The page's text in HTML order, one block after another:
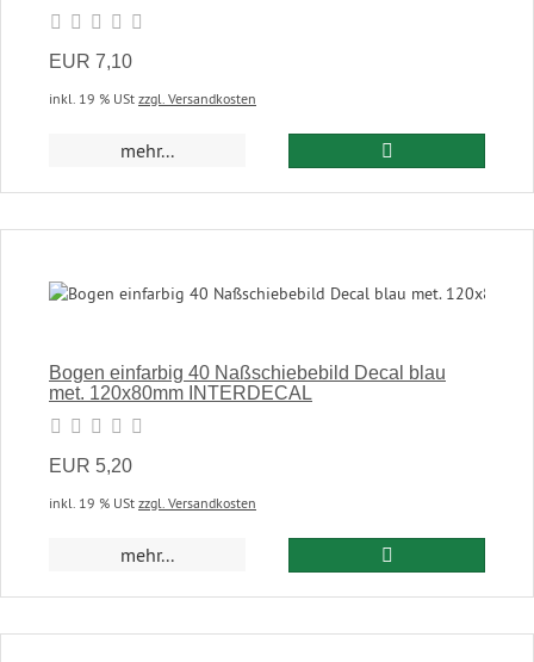
EUR 7,10
inkl. 19 % USt zzgl. Versandkosten
mehr...
Bogen einfarbig 40 Naßschiebebild Decal blau
met. 120x80mm INTERDECAL
EUR 5,20
inkl. 19 % USt zzgl. Versandkosten
mehr...